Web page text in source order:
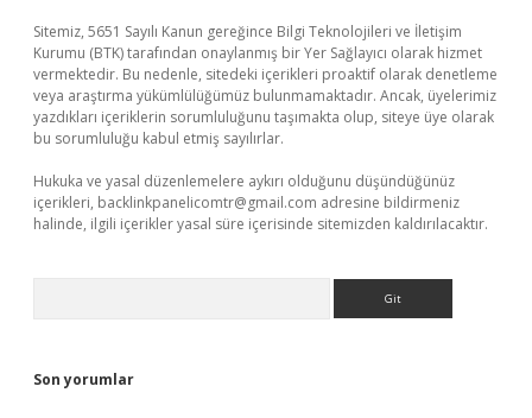
Sitemiz, 5651 Sayılı Kanun gereğince Bilgi Teknolojileri ve İletişim
Kurumu (BTK) tarafından onaylanmış bir Yer Sağlayıcı olarak hizmet
vermektedir. Bu nedenle, sitedeki içerikleri proaktif olarak denetleme
veya araştırma yükümlülüğümüz bulunmamaktadır. Ancak, üyelerimiz
yazdıkları içeriklerin sorumluluğunu taşımakta olup, siteye üye olarak
bu sorumluluğu kabul etmiş sayılırlar.
Hukuka ve yasal düzenlemelere aykırı olduğunu düşündüğünüz
içerikleri, backlinkpanelicomtr@gmail.com adresine bildirmeniz
halinde, ilgili içerikler yasal süre içerisinde sitemizden kaldırılacaktır.
Son yorumlar